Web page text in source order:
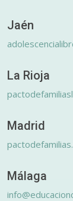
Jaén
La Rioja
Madrid
Málaga